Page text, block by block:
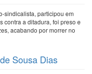
sindicalista, participou em
contra a ditadura, foi preso e
acabando por morrer no
Sousa Dias